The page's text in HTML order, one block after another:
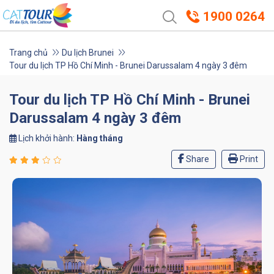
1900 0264
Trang chủ
Du lịch Brunei
Tour du lịch TP Hồ Chí Minh - Brunei Darussalam 4 ngày 3 đêm
Tour du lịch TP Hồ Chí Minh - Brunei
Darussalam 4 ngày 3 đêm
Lịch khởi hành: Hàng tháng
Share Print